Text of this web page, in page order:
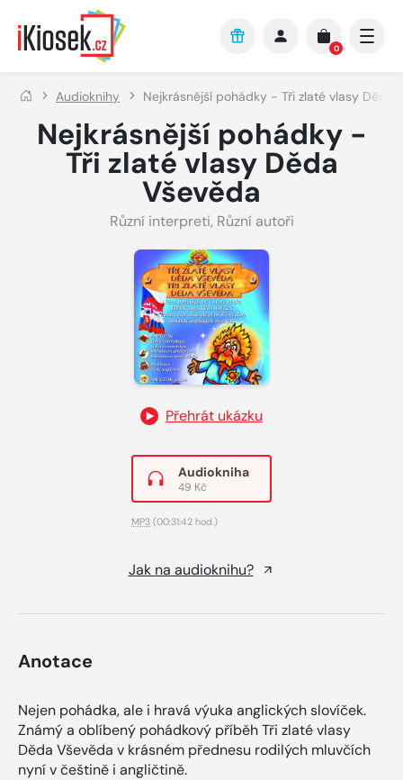
Přejít na hlavní obsah
0
Audioknihy Nejkrásnější pohádky - Tři zlaté vlasy Děda
Nejkrásnější pohádky -
Tři zlaté vlasy Děda
Vševěda
Různí interpreti, Různí autoři
Přehrát ukázku
Audiokniha
49 Kč
MP3 (00:31:42 hod.)
Jak na audioknihu?
Anotace
Nejen pohádka, ale i hravá výuka anglických slovíček.
Známý a oblíbený pohádkový příběh Tři zlaté vlasy
Děda Vševěda v krásném přednesu rodilých mluvčích
nyní v češtině i angličtině.